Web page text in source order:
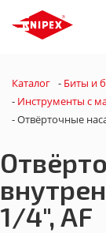
Каталог - Биты и
- Инструменты с
-Отвёрточные
1/4", AF